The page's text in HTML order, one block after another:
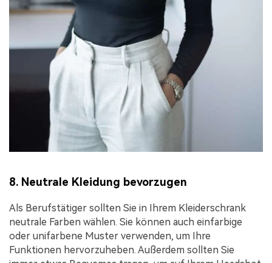
8. Neutrale Kleidung bevorzugen
Als Berufstätiger sollten Sie in Ihrem Kleiderschrank
neutrale Farben wählen. Sie können auch einfarbige
oder unifarbene Muster verwenden, um Ihre
Funktionen hervorzuheben. Außerdem sollten Sie